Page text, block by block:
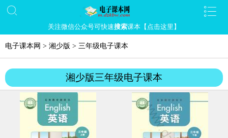
关注微信公众号可快速搜索课本【点击这里】
电子课本网 > 湘少版 > 三年级电子课本
湘少版三年级电子课本